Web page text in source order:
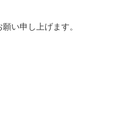
い申し上げます。